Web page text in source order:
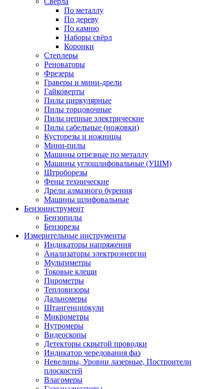
По металлу
По дереву
По камню
Наборы свёрл
Коронки
Степлеры
Реноваторы
Фрезеры
Граверы и мини-дрели
Гайковерты
Пилы циркулярные
Пилы торцовочные
Пилы цепные электрические
Пилы сабельные (ножовки)
Кусторезы и ножницы
Мини-пилы
Машины отрезные по металлу
Машины углошлифовальные (УШМ)
Штроборезы
Фены технические
Дрели алмазного бурения
Машины шлифовальные
Бензоинструмент
Бензопилы
Бензорезы
Измерительные инструменты
Индикаторы напряжения
Анализаторы электроэнергии
Мультиметры
Токовые клещи
Пирометры
Тепловизоры
Дальномеры
Штангенциркули
Микрометры
Нутромеры
Видеоскопы
Детекторы скрытой проводки
Индикатор чередования фаз
Невелиры, Уровни лазерные, Построители
плоскостей
Влагомеры